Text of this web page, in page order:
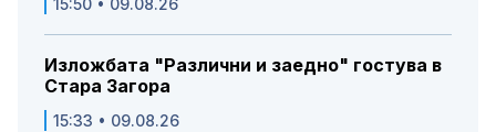
15:50 • 09.08.26
Изложбата "Различни и заедно" гостува в
Стара Загора
15:33 • 09.08.26